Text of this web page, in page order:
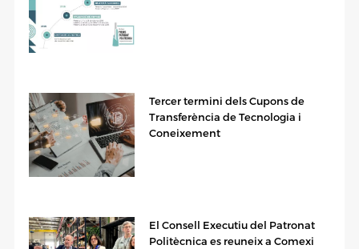
Tercer termini dels Cupons de
Transferència de Tecnologia i
Coneixement
El Consell Executiu del Patronat
Politècnica es reuneix a Comexi